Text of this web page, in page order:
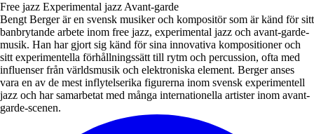
Free jazz Experimental jazz Avant-garde
Bengt Berger är en svensk musiker och kompositör som är känd för sitt
banbrytande arbete inom free jazz, experimental jazz och avant-garde-
musik. Han har gjort sig känd för sina innovativa kompositioner och
sitt experimentella förhållningssätt till rytm och percussion, ofta med
influenser från världsmusik och elektroniska element. Berger anses
vara en av de mest inflytelserika figurerna inom svensk experimentell
jazz och har samarbetat med många internationella artister inom avant-
garde-scenen.